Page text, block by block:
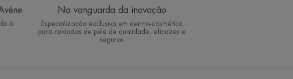
à
Na vanguarda da inovação
Especialização exclusiva em dermo-cosmética
para cuidados de pele de qualidade, eficazes e
seguros